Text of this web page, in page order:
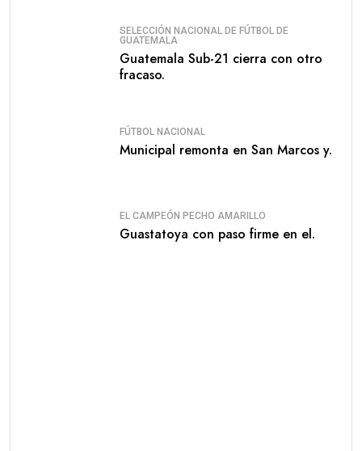
SELECCIÓN NACIONAL DE FÚTBOL DE
GUATEMALA
Guatemala Sub-21 cierra con otro
fracaso.
FÚTBOL NACIONAL
Municipal remonta en San Marcos y.
EL CAMPEÓN PECHO AMARILLO
Guastatoya con paso firme en el.